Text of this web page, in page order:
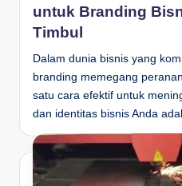
untuk Branding
Timbul
Dalam dunia bisnis yang
branding memegang
satu cara efektif untuk
dan identitas bisnis Anda